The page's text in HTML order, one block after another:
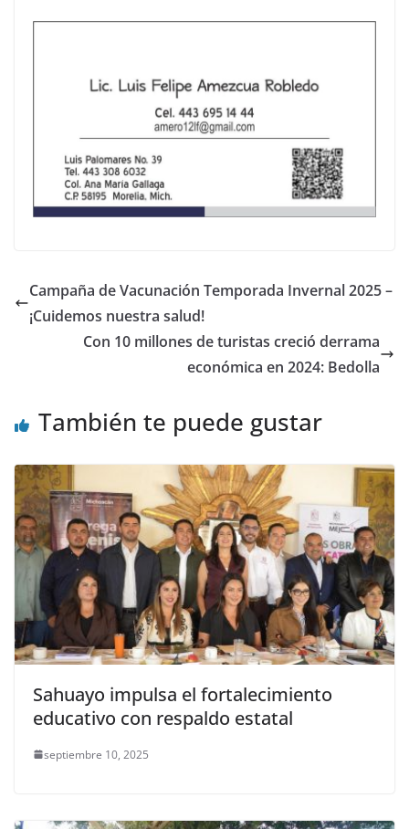
Campaña de Vacunación Temporada Invernal 2025 –
¡Cuidemos nuestra salud!
Con 10 millones de turistas creció derrama
económica en 2024: Bedolla
También te puede gustar
Sahuayo impulsa el fortalecimiento
educativo con respaldo estatal
septiembre 10, 2025